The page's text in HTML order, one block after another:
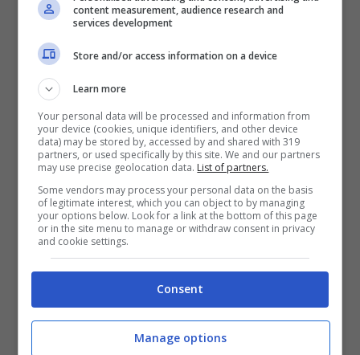
“Siamo entusiasti della modalità Hardcore che
rappresenta una nuova sfida per i piloti
Everspace veterani su Xbox One e Windows
10, compreso il supporto XPA continuo”, ha
dichiarato Chris Charla, direttore ID @ Xbox
di Microsoft. “Everspace ha fatto molta
strada da quando è stato lanciato come Xbox
Game Preview più di un anno fa e non
vediamo l’ora di sapere cos’altro Rockfish si è
preso le maniche per il futuro di Everspace.”
content measurement, audience research and
services development
Store and/or access information on a device
Learn more
Your personal data will be processed and information from
your device (cookies, unique identifiers, and other device
data) may be stored by, accessed by and shared with 319
partners, or used specifically by this site. We and our partners
may use precise geolocation data. List of partners.
Some vendors may process your personal data on the basis
of legitimate interest, which you can object to by managing
your options below. Look for a link at the bottom of this page
or in the site menu to manage or withdraw consent in privacy
and cookie settings.
Consent
Manage options